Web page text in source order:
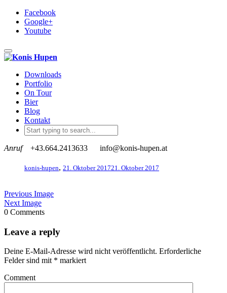
Facebook
Google+
Youtube
Toggle navigation
Downloads
Portfolio
On Tour
Bier
Blog
Kontakt
Anruf +43.664.2413633 info@konis-hupen.at
konis-hupen, 21. Oktober 201721. Oktober 2017
Previous Image
Next Image
0 Comments
Leave a reply
Deine E-Mail-Adresse wird nicht veröffentlicht. Erforderliche
Felder sind mit * markiert
Comment